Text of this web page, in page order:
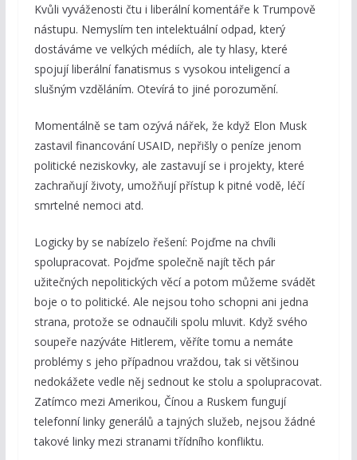
Kvůli vyváženosti čtu i liberální komentáře k Trumpově
nástupu. Nemyslím ten intelektuální odpad, který
dostáváme ve velkých médiích, ale ty hlasy, které
spojují liberální fanatismus s vysokou inteligencí a
slušným vzděláním. Otevírá to jiné porozumění.
Momentálně se tam ozývá nářek, že když Elon Musk
zastavil financování USAID, nepřišly o peníze jenom
politické neziskovky, ale zastavují se i projekty, které
zachraňují životy, umožňují přístup k pitné vodě, léčí
smrtelné nemoci atd.
Logicky by se nabízelo řešení: Pojďme na chvíli
spolupracovat. Pojďme společně najít těch pár
užitečných nepolitických věcí a potom můžeme svádět
boje o to politické. Ale nejsou toho schopni ani jedna
strana, protože se odnaučili spolu mluvit. Když svého
soupeře nazýváte Hitlerem, věříte tomu a nemáte
problémy s jeho případnou vraždou, tak si většinou
nedokážete vedle něj sednout ke stolu a spolupracovat.
Zatímco mezi Amerikou, Čínou a Ruskem fungují
telefonní linky generálů a tajných služeb, nejsou žádné
takové linky mezi stranami třídního konfliktu.